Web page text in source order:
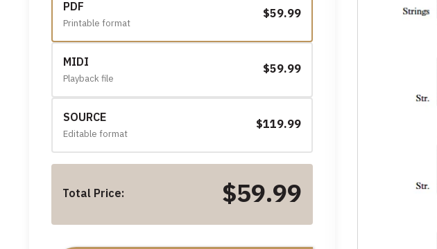
PDF
Printable format
$59.99
MIDI
Playback file
$59.99
SOURCE
Editable format
$119.99
Total Price: $59.99